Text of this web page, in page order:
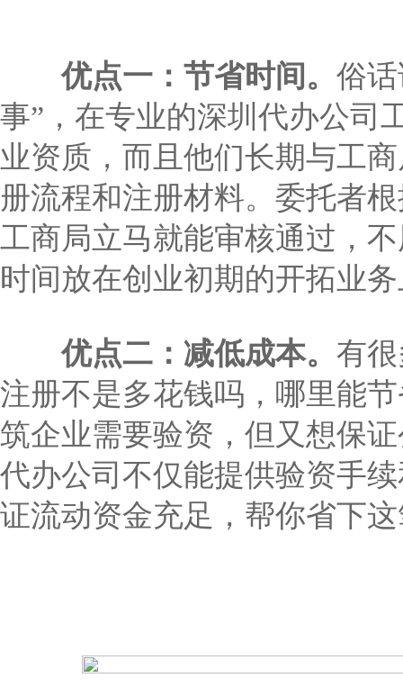
优点一：节省时间。 俗
事”，在专业的深圳代办公司
业资质，而且他们长期与工
册流程和注册材料。委托者
工商局立马就能审核通过，
时间放在创业初期的开拓业
优点二：减低成本。 有
注册不是多花钱吗，哪里能
筑企业需要验资，但又想保
代办公司不仅能提供验资手
证流动资金充足，帮你省下